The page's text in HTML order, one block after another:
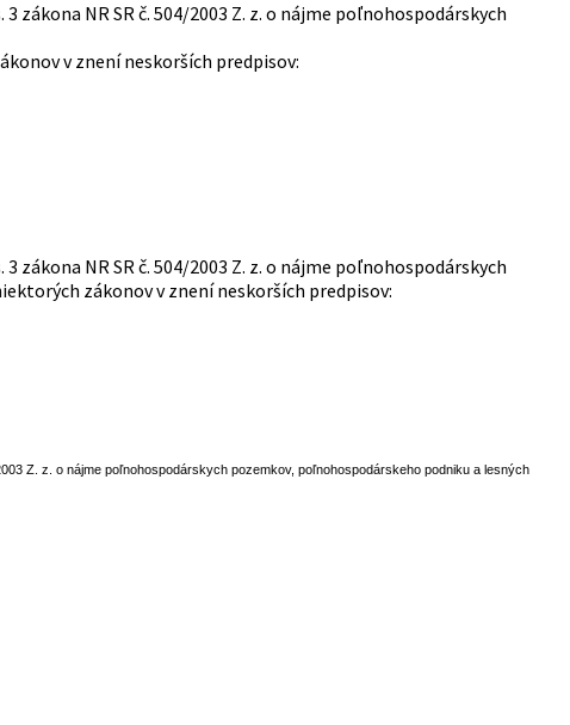
zákona NR SR č. 504/2003 Z. z. o nájme poľnohospodárskych
v znení neskorších predpisov:
zákona NR SR č. 504/2003 Z. z. o nájme poľnohospodárskych
zákonov v znení neskorších predpisov:
Z. z. o nájme poľnohospodárskych pozemkov, poľnohospodárskeho podniku a lesných